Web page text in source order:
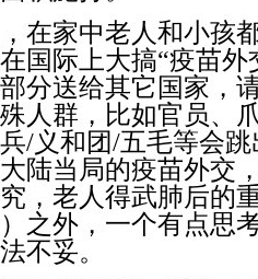
在家中老人和小孩
国际上大搞“疫苗外
分送给其它国家，
人群，比如官员、
/义和团/五毛等会
陆当局的疫苗外交
，老人得武肺后的
之外，一个有点思
不妥。